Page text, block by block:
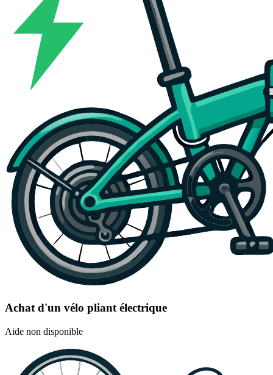
Achat d'un vélo pliant électrique
Aide non disponible